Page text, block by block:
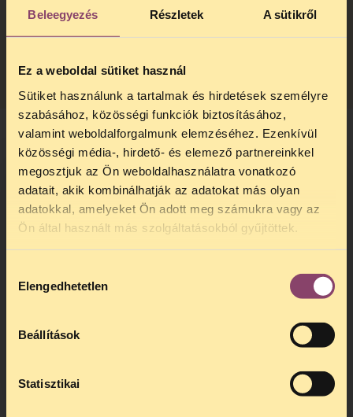
Beleegyezés Részletek A sütikről
Ez a weboldal sütiket használ
Sütiket használunk a tartalmak és hirdetések személyre
szabásához, közösségi funkciók biztosításához,
valamint weboldalforgalmunk elemzéséhez. Ezenkívül
közösségi média-, hirdető- és elemező partnereinkkel
megosztjuk az Ön weboldalhasználatra vonatkozó
adatait, akik kombinálhatják az adatokat más olyan
adatokkal, amelyeket Ön adott meg számukra vagy az
Ön által használt más szolgáltatásokból gyűjtöttek.
kiválasztása
Elengedhetetlen
Beállítások
Statisztikai
kommunikációs tevékenységre 2025
Infogram
Fontos számunkra, hogy adományozóink
átlássák és megismerhessék adományuk
sorsát, és képet alkothassanak az
adományozáshoz kapcsolódó folyamatokról
és belső szabályzatainkról. További, ehhez
kapcsolódó dokumentumainkat itt találja:
Adományozási
Szabályzat
Etikai Kódex
TELEFONOS JOGSEGÉLY
SZÜNET!
hogytelefonos jogsegélyünk július 27 és
telefonos jogsegély
kedden, 13 és 15 óra között lesz
alatt is elér minket.